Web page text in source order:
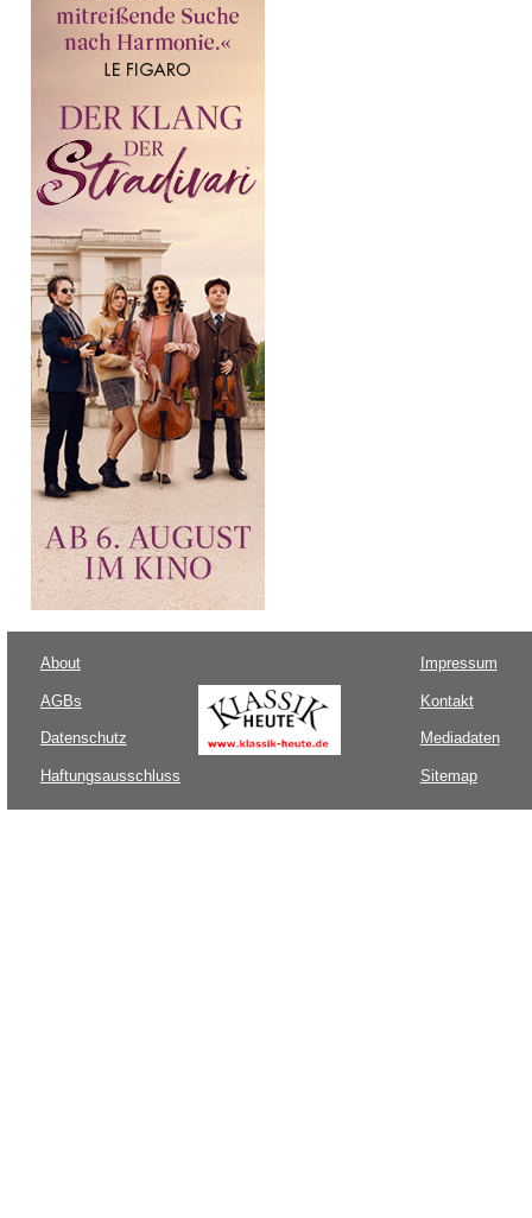
About
AGBs
Datenschutz
Haftungsausschluss
Impressum
Kontakt
Mediadaten
Sitemap